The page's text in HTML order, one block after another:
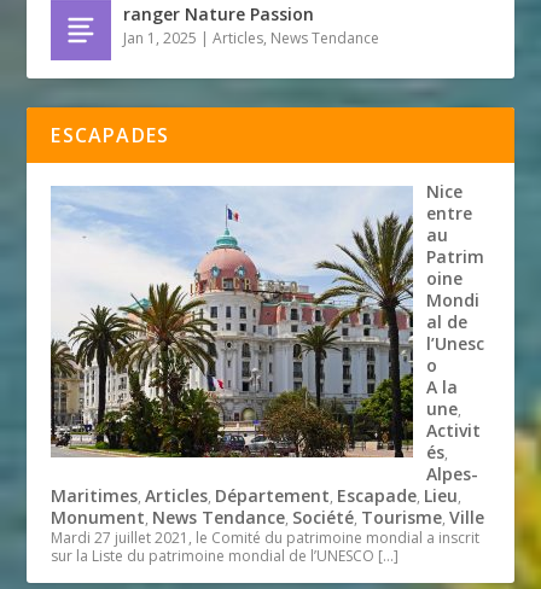
ranger Nature Passion
Jan 1, 2025 |Articles, News Tendance
ESCAPADES
Nice
entre
au
Patrim
oine
Mondi
al de
l’Unesc
o
A la
une,
Activit
és,
Alpes-
Maritimes,Articles, Département, Escapade, Lieu,
Monument, News Tendance, Société, Tourisme,Ville
Mardi 27 juillet 2021, le Comité du patrimoine mondial a inscrit
sur la Liste du patrimoine mondial de l’UNESCO […]